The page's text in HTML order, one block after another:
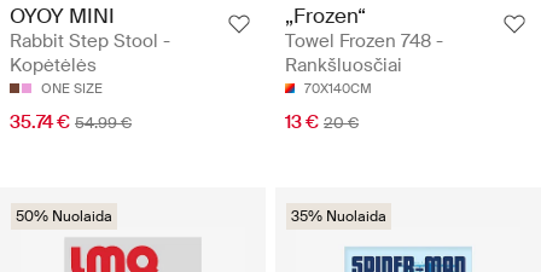
OYOY MINI
Rabbit Step Stool -
Kopėtėlės
ONE SIZE
35.74 € 54.99 €
„Frozen“
Towel Frozen 748 -
Rankšluosčiai
70X140CM
13 € 20 €
50% Nuolaida 35% Nuolaida